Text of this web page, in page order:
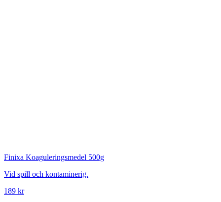
Finixa Koaguleringsmedel 500g
Vid spill och kontaminerig.
189 kr